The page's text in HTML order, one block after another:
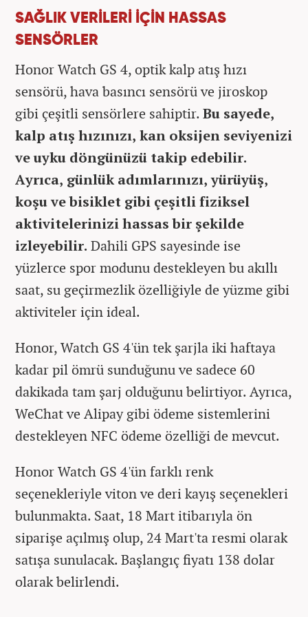
SAĞLIK VERİLERİ İÇİN HASSAS
SENSÖRLER
Honor Watch GS 4, optik kalp atış hızı
sensörü, hava basıncı sensörü ve jiroskop
gibi çeşitli sensörlere sahiptir.Bu sayede,
kalp atış hızınızı, kan oksijen seviyenizi
ve uyku döngünüzü takip edebilir.
Ayrıca, günlük adımlarınızı, yürüyüş,
koşu ve bisiklet gibi çeşitli fiziksel
aktivitelerinizi hassas bir şekilde
izleyebilir. Dahili GPS sayesinde ise
yüzlerce spor modunu destekleyen bu akıllı
saat, su geçirmezlik özelliğiyle de yüzme gibi
aktiviteler için ideal.
Honor, Watch GS 4'ün tek şarjla iki haftaya
kadar pil ömrü sunduğunu ve sadece 60
dakikada tam şarj olduğunu belirtiyor. Ayrıca,
WeChat ve Alipay gibi ödeme sistemlerini
destekleyen NFC ödeme özelliği de mevcut.
Honor Watch GS 4'ün farklı renk
seçenekleriyle viton ve deri kayış seçenekleri
bulunmakta. Saat, 18 Mart itibarıyla ön
siparişe açılmış olup, 24 Mart'ta resmi olarak
satışa sunulacak. Başlangıç fiyatı 138 dolar
olarak belirlendi.